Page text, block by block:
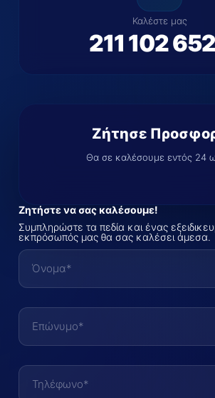
Καλέστε μας
211 102
Ζήτησε
Θα σε καλέσουμε εντός 24
Ζητήστε να σας καλέσουμε!
Συμπληρώστε τα πεδία και ένας
εκπρόσωπός μας θα σας καλέσει άμεσα.